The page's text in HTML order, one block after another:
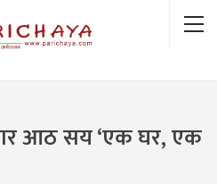
आठ सय ‘एक घर, एक